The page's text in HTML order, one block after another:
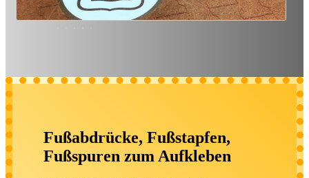
Fußabdrücke, Fußstapfen,
Fußspuren zum Aufkleben